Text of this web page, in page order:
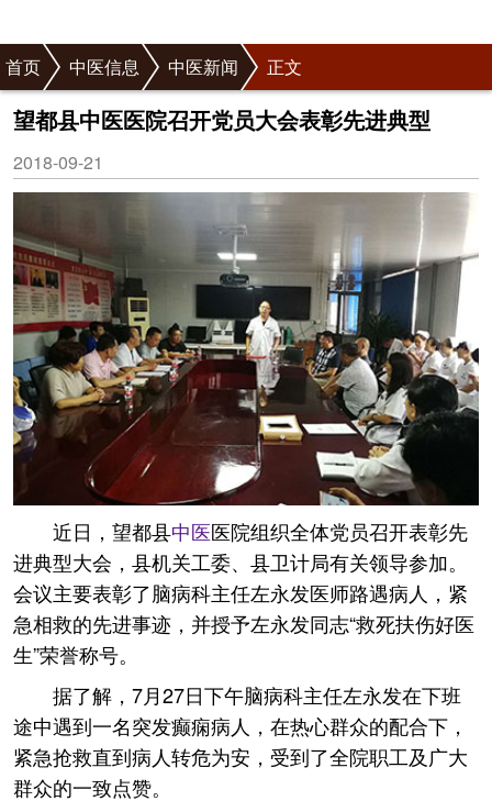
首页 中医信息 中医新闻 正文
望都县中医医院召开党员大会表彰先进典型
2018-09-21
近日，望都县中医医院组织全体党员召开表彰先
进典型大会，县机关工委、县卫计局有关领导参加。
会议主要表彰了脑病科主任左永发医师路遇病人，紧
急相救的先进事迹，并授予左永发同志“救死扶伤好医
生”荣誉称号。
据了解，7月27日下午脑病科主任左永发在下班
途中遇到一名突发癫痫病人，在热心群众的配合下，
紧急抢救直到病人转危为安，受到了全院职工及广大
群众的一致点赞。